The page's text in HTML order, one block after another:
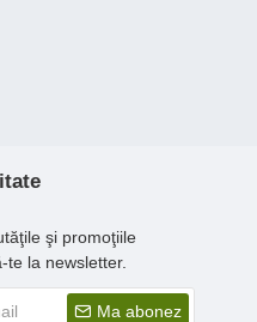
şi promoţiile
te la newsletter.
Ma abonez